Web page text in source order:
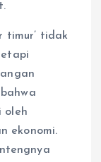
timur’ tidak
oleh
ekonomi.